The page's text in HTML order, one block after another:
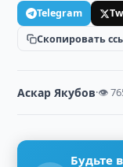
Telegram
Скопировать
Аскар Якубов·👁
Будьте